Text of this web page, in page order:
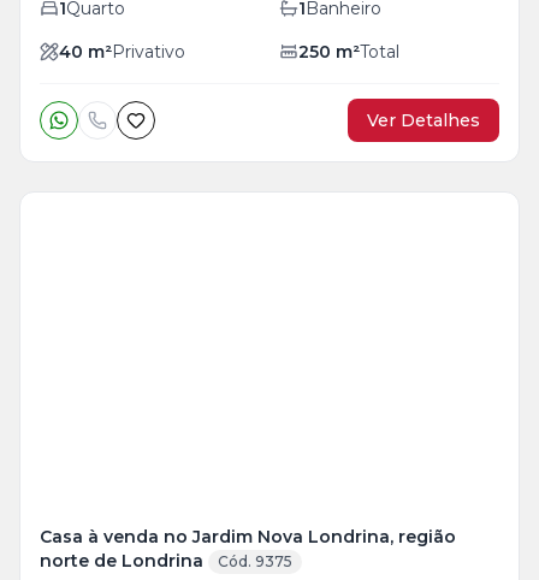
1Quarto 1Banheiro
40 m²Privativo 250 m²Total
Ver Detalhes
Casa à venda no Jardim Nova Londrina, região
norte de Londrina
Cód. 9375